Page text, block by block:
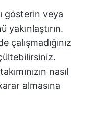
gösterin veya
çalışmadığınız
nasıl
almasına